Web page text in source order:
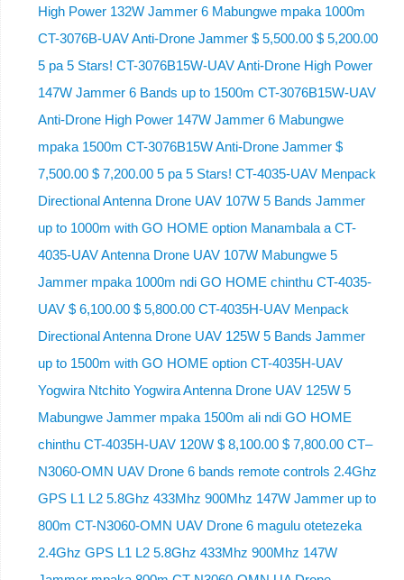
High Power 132W Jammer 6 Mabungwe mpaka 1000m
CT-3076B-UAV Anti-Drone Jammer $ 5,500.00 $ 5,200.00
5 pa 5 Stars! CT-3076B15W-UAV Anti-Drone High Power
147W Jammer 6 Bands up to 1500m CT-3076B15W-UAV
Anti-Drone High Power 147W Jammer 6 Mabungwe
mpaka 1500m CT-3076B15W Anti-Drone Jammer $
7,500.00 $ 7,200.00 5 pa 5 Stars! CT-4035-UAV Menpack
Directional Antenna Drone UAV 107W 5 Bands Jammer
up to 1000m with GO HOME option Manambala a CT-
4035-UAV Antenna Drone UAV 107W Mabungwe 5
Jammer mpaka 1000m ndi GO HOME chinthu CT-4035-
UAV $ 6,100.00 $ 5,800.00 CT-4035H-UAV Menpack
Directional Antenna Drone UAV 125W 5 Bands Jammer
up to 1500m with GO HOME option CT-4035H-UAV
Yogwira Ntchito Yogwira Antenna Drone UAV 125W 5
Mabungwe Jammer mpaka 1500m ali ndi GO HOME
chinthu CT-4035H-UAV 120W $ 8,100.00 $ 7,800.00 CT–
N3060-OMN UAV Drone 6 bands remote controls 2.4Ghz
GPS L1 L2 5.8Ghz 433Mhz 900Mhz 147W Jammer up to
800m CT-N3060-OMN UAV Drone 6 magulu otetezeka
2.4Ghz GPS L1 L2 5.8Ghz 433Mhz 900Mhz 147W